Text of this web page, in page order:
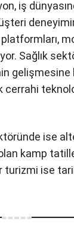
iş
E-ticaret
de hızla
destekli
ise
kamp
ise